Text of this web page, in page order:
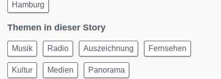
Hamburg
Themen in dieser Story
Musik Radio Auszeichnung Fernsehen
Kultur Medien Panorama